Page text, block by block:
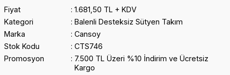
Fiyat
1.681,50 TL + KDV
Kategori
Balenli Desteksiz Sütyen Takım
Marka
Cansoy
Stok Kodu
CTS746
Promosyon
7.500 TL Üzeri %10 İndirim ve Ücretsiz
Kargo